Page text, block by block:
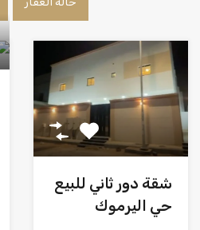
شقة دور ثاني للبيع
حي اليرموك